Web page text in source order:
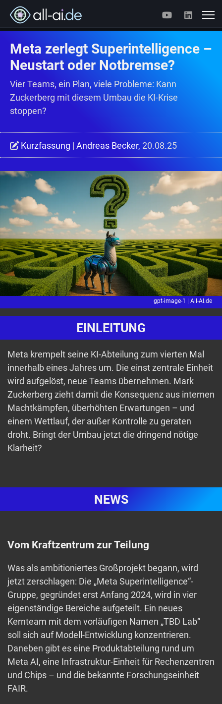
Meta zerlegt Superintelligence –
Neustart oder Notbremse?
Vier Teams, ein Plan, viele Probleme: Kann
Zuckerberg mit diesem Umbau die KI-Krise
stoppen?
Kurzfassung | Andreas Becker, 20.08.25
gpt-image-1 | All-AI.de
EINLEITUNG
Meta krempelt seine KI-Abteilung zum vierten Mal
innerhalb eines Jahres um. Die einst zentrale Einheit
wird aufgelöst, neue Teams übernehmen. Mark
Zuckerberg zieht damit die Konsequenz aus internen
Machtkämpfen, überhöhten Erwartungen – und
einem Wettlauf, der außer Kontrolle zu geraten
droht. Bringt der Umbau jetzt die dringend nötige
Klarheit?
NEWS
Vom Kraftzentrum zur Teilung
Was als ambitioniertes Großprojekt begann, wird
jetzt zerschlagen: Die „Meta Superintelligence“-
Gruppe, gegründet erst Anfang 2024, wird in vier
eigenständige Bereiche aufgeteilt. Ein neues
Kernteam mit dem vorläufigen Namen „TBD Lab“
soll sich auf Modell-Entwicklung konzentrieren.
Daneben gibt es eine Produktabteilung rund um
Meta AI, eine Infrastruktur-Einheit für Rechenzentren
und Chips – und die bekannte Forschungseinheit
FAIR.